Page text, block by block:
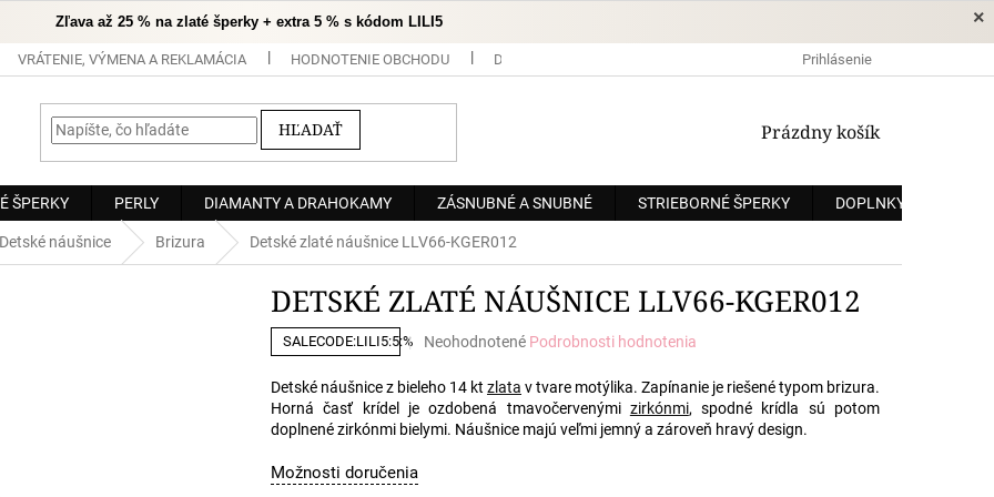
×
Zľava až 25 % na zlaté šperky + extra 5 % s kódom LILI5
VRÁTENIE, VÝMENA A REKLAMÁCIA HODNOTENIE OBCHODU DOPRAVA A PLATBA OCHRANA OSOBNÝCH ÚDAJOV
Prihlásenie
HĽADAŤ
NÁKUPNÝ
Prázdny košík
ŠPERKY PERLY DIAMANTY A DRAHOKAMY ZÁSNUBNÉ A SNUBNÉ STRIEBORNÉ ŠPERKY DOPLNKY
Detské náušnice Brizura Detské zlaté náušnice LLV66-KGER012
DETSKÉ ZLATÉ NÁUŠNICE LLV66-KGER012
SALECODE:LILI5:5:%
Priemerné
produktu
je
0,0
Neohodnotené Podrobnosti hodnotenia
Možnosti doručenia
Detské náušnice z bieleho 14 kt zlata v tvare motýlika. Zapínanie je riešené typom brizura.
Horná časť krídel je ozdobená tmavočervenými zirkónmi, spodné krídla sú potom
doplnené zirkónmi bielymi. Náušnice majú veľmi jemný a zároveň hravý design.